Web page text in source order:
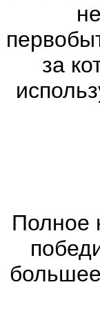
за
Полное